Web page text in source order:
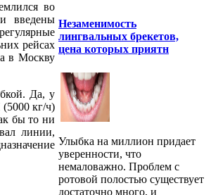
во
введены
рейсах
в Москву
Да, у
кг/ч)
бы то ни
линии,
Незаменимость
лингвальных брекетов,
цена которых приятн
Улыбка на миллион придает
уверенности, что
немаловажно. Проблем с
ротовой полостью существует
достаточно много, и